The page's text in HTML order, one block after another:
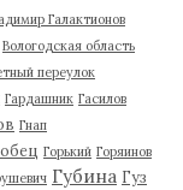
Галактионов
Вологодская область
переулок
Гардашник Гасилов
Гнап
Горький Горяинов
Губина Гуз